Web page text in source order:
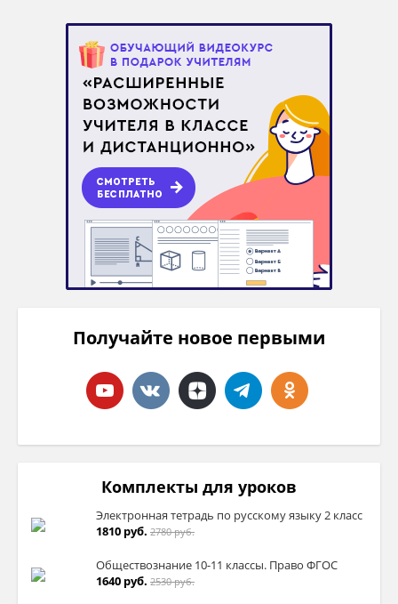
Получайте новое первыми
Комплекты для уроков
Электронная тетрадь по русскому языку 2 класс
1810 руб. 2780 руб.
Обществознание 10-11 классы. Право ФГОС
1640 руб. 2530 руб.